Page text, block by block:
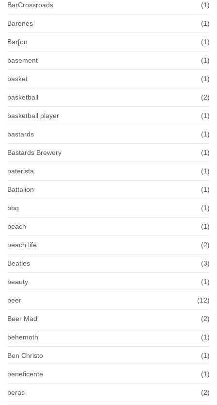
BarCrossroads (1)
Barones (1)
Bar[on (1)
basement (1)
basket (1)
basketball (2)
basketball player (1)
bastards (1)
Bastards Brewery (1)
baterista (1)
Battalion (1)
bbq (1)
beach (1)
beach life (2)
Beatles (3)
beauty (1)
beer (12)
Beer Mad (2)
behemoth (1)
Ben Christo (1)
beneficente (1)
beras (2)